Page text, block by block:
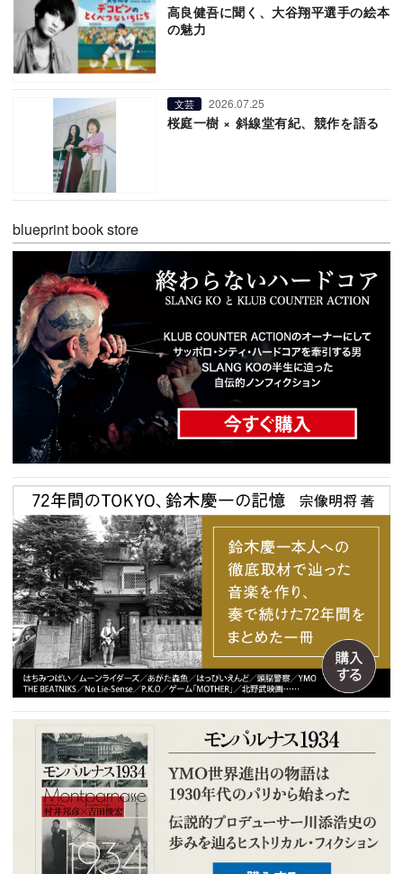
高良健吾に聞く、大谷翔平選手の絵本
の魅力
文芸 2026.07.25
桜庭一樹 × 斜線堂有紀、競作を語る
blueprint book store